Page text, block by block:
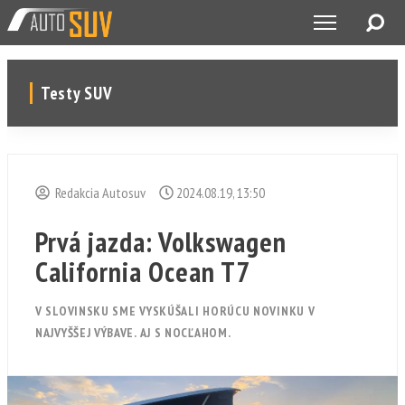
Testy SUV
Redakcia Autosuv 2024.08.19, 13:50
Prvá jazda: Volkswagen
California Ocean T7
V SLOVINSKU SME VYSKÚŠALI HORÚCU NOVINKU V
NAJVYŠŠEJ VÝBAVE. AJ S NOCĽAHOM.